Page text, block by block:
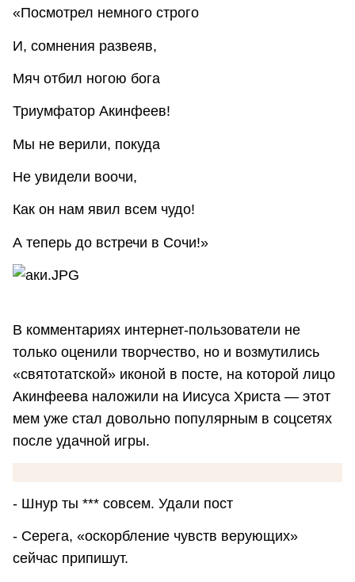
«Посмотрел немного строго
И, сомнения развеяв,
Мяч отбил ногою бога
Триумфатор Акинфеев!
Мы не верили, покуда
Не увидели воочи,
Как он нам явил всем чудо!
А теперь до встречи в Сочи!»
В комментариях интернет-пользователи не
только оценили творчество, но и возмутились
«святотатской» иконой в посте, на которой лицо
Акинфеева наложили на Иисуса Христа — этот
мем уже стал довольно популярным в соцсетях
после удачной игры.
- Шнур ты *** совсем. Удали пост
- Серега, «оскорбление чувств верующих»
сейчас припишут.